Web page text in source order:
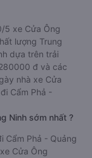
5 xe Cửa Ông
lượng Trung
dựa trên trải
đ và các
nhà xe Cửa
Cẩm Phả -
Ninh sớm nhất ?
Cẩm Phả - Quảng
Cửa Ông